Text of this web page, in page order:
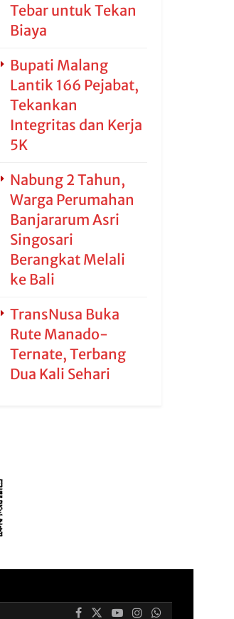
Tebar untuk Tekan
Biaya
Bupati Malang
Lantik 166 Pejabat,
Tekankan
Integritas dan Kerja
5K
Nabung 2 Tahun,
Warga Perumahan
Banjararum Asri
Singosari
Berangkat Melali
ke Bali
TransNusa Buka
Rute Manado-
Ternate, Terbang
Dua Kali Sehari